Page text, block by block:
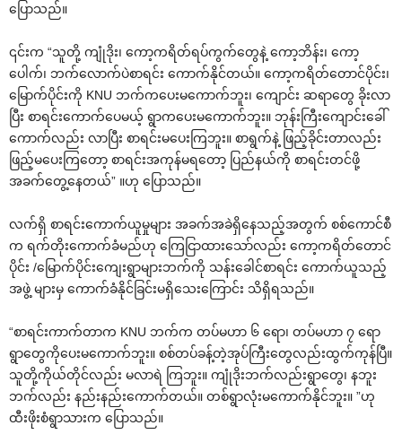
ပြောသည်။
၎င်းက “သူတို့ ကျုံဒိုး၊ ကော့ကရိတ်ရပ်ကွက်တွေနဲ့ ကော့ဘိန်း၊ ကော့
ပေါက်၊ ဘက်လောက်ပဲစာရင်း ကောက်နိုင်တယ်။ ကော့ကရိတ်တောင်ပိုင်း၊
မြောက်ပိုင်းကို KNU ဘက်ကပေးမကောက်ဘူး၊ ကျောင်း ဆရာတွေ ခိုးလာ
ပြီး စာရင်းကောက်ပေမယ့် ရွာကပေးမကောက်ဘူး။ ဘုန်းကြီးကျောင်းခေါ်
ကောက်လည်း လာပြီး စာရင်းမ‌ပေးကြဘူး။ စာရွက်နဲ့ ဖြည့်ခိုင်းတာလည်း
ဖြည့်မပေးကြတော့ စာရင်းအကုန်မရတော့ ပြည်နယ်ကို စာရင်းတင်ဖို့
အခက်တွေ့နေတယ်” ။ဟု ပြောသည်။
လက်ရှိ စာရင်းကောက်ယူမှုများ အခက်အခဲရှိနေသည့်အတွက် စစ်ကောင်စီ
က ရက်တိုးကောက်ခံမည်ဟု ကြေငြာထားသော်လည်း ကော့ကရိတ်တောင်
ပိုင်း /မြောက်ပိုင်းကျေးရွာများဘက်ကို သန်းခေါင်စာရင်း ကောက်ယူသည့်
အဖွဲ့ များမှ ကောက်ခံနိုင်ခြင်းမရှိသေးကြောင်း သိရှိရသည်။
“စာရင်းကာက်တာက KNU ဘက်က တပ်မဟာ ၆ ရော၊ တပ်မဟာ ၇ ရော
ရွာတွေကိုပေးမကောက်ဘူး။ စစ်တပ်ခန့်တဲ့အုပ်ကြီးတွေလည်းထွက်ကုန်ပြီ။
သူတို့ကိုယ်တိုင်လည်း မလာရဲ ကြဘူး။ ကျုံဒိုးဘက်လည်းရွာတွေ၊ နဘူး
ဘက်လည်း နည်းနည်းကောက်တယ်။ တစ်ရွာလုံးမကောက်နိုင်ဘူး။ ”ဟု
ထီးဖိုးစံရွာသားက ပြောသည်။